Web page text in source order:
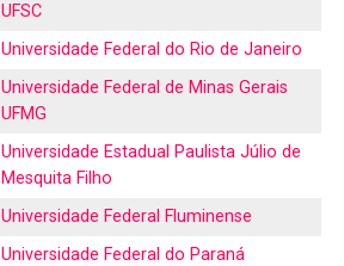
UFSC
Universidade Federal do Rio de Janeiro
Universidade Federal de Minas Gerais
UFMG
Universidade Estadual Paulista Júlio de
Mesquita Filho
Universidade Federal Fluminense
Universidade Federal do Paraná